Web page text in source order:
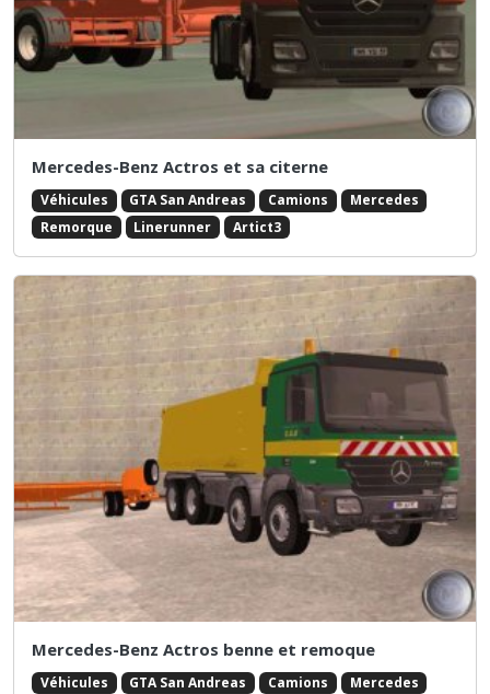
Mercedes-Benz Actros et sa citerne
Véhicules GTA San Andreas Camions
Mercedes
Remorque
Linerunner Artict3
Mercedes-Benz Actros benne et remoque
Véhicules GTA San Andreas Camions
Mercedes